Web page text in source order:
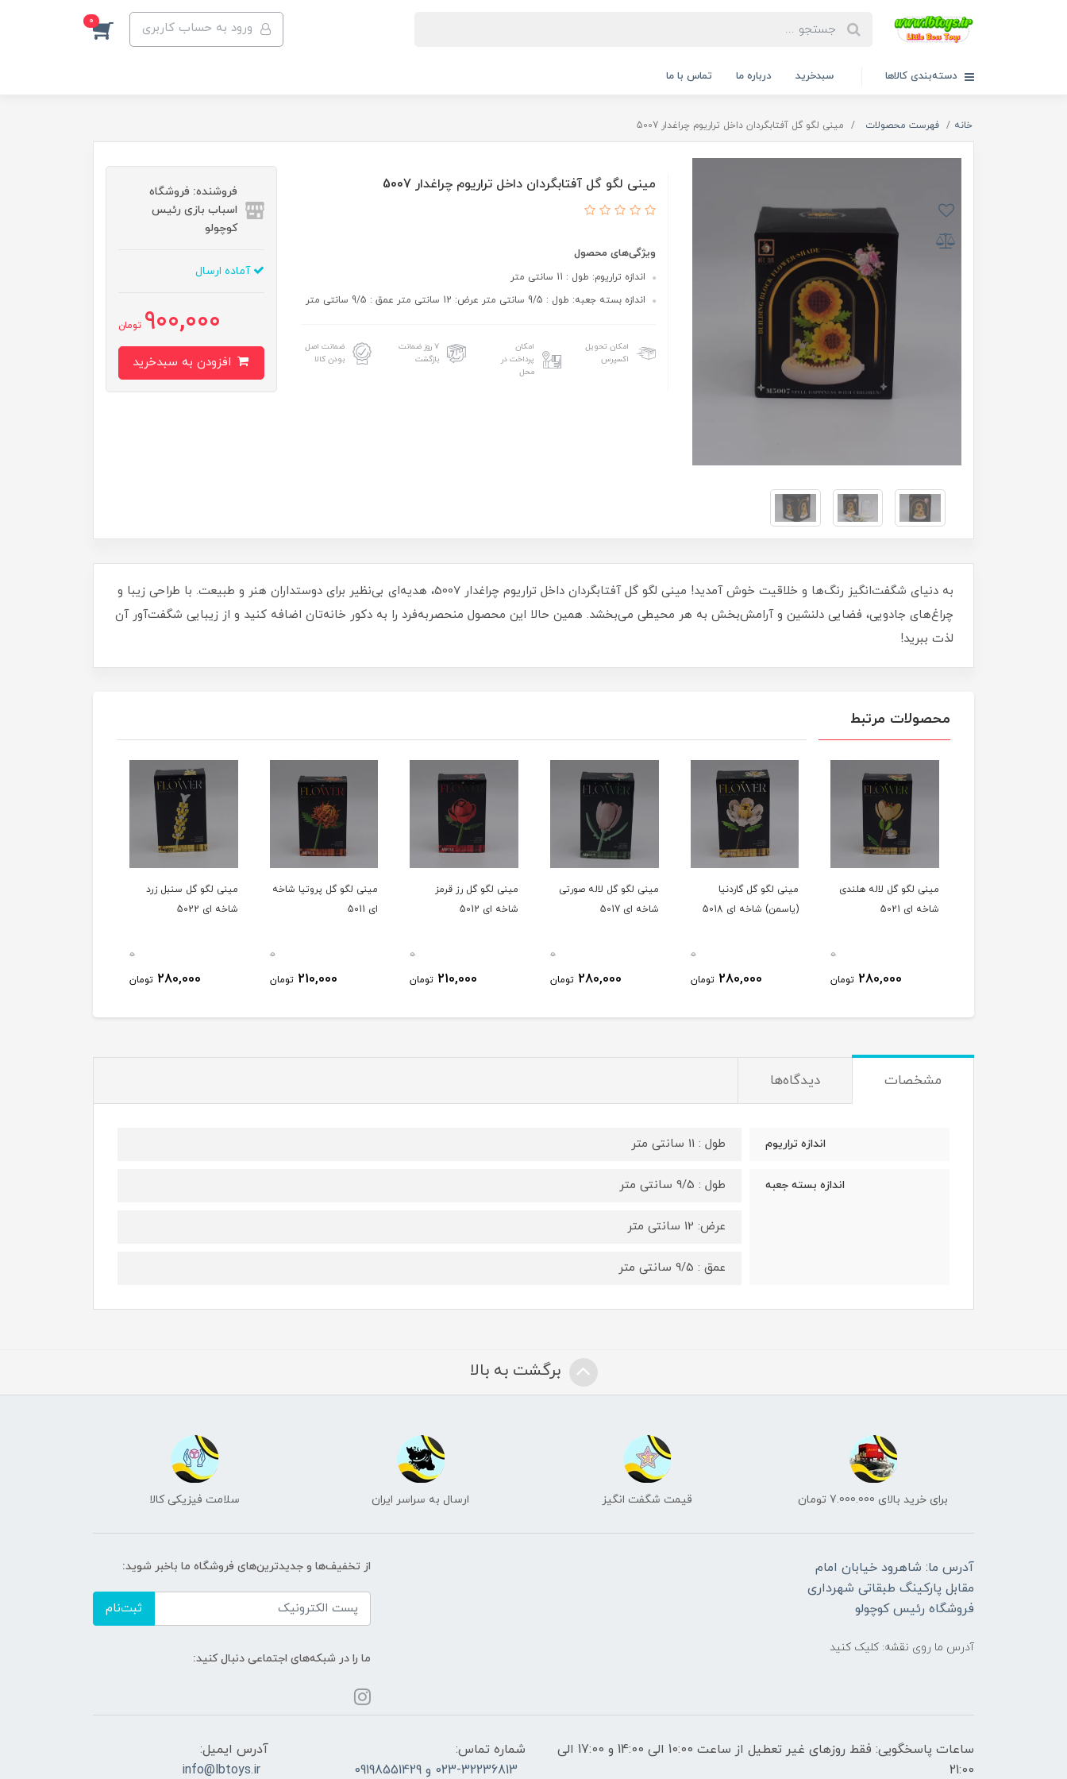
ورود به حساب کاربری 0
دسته‌بندی کالاها سبدخرید درباره ما تماس با ما
خانه فهرست محصولات مینی لگو گل آفتابگردان داخل تراریوم چراغدار 5007
مینی لگو گل آفتابگردان داخل تراریوم چراغدار 5007
ویژگی‌های محصول
اندازه تراریوم: طول : 11 سانتی متر
اندازه بسته جعبه: طول : 9/5 سانتی متر عرض: 12 سانتی متر عمق : 9/5 سانتی متر
امکان تحویل
اکسپرس
امکان
پرداخت در
محل
۷ روز ضمانت
بازگشت
ضمانت اصل
بودن کالا
فروشنده: فروشگاه
اسباب بازی رئیس
کوچولو
آماده ارسال
900,000 تومان
به دنیای شگفت‌انگیز رنگ‌ها و خلاقیت خوش آمدید! مینی لگو گل آفتابگردان داخل تراریوم چراغدار 5007، هدیه‌ای بی‌نظیر برای دوستداران هنر و طبیعت. با طراحی زیبا و
چراغ‌های جادویی، فضایی دلنشین و آرامش‌بخش به هر محیطی می‌بخشد. همین حالا این محصول منحصربه‌فرد را به دکور خانه‌تان اضافه کنید و از زیبایی شگفت‌آور آن
لذت ببرید!
محصولات مرتبط
مینی لگو گل لاله هلندی
شاخه ای 5021
0
280,000 تومان
مینی لگو گل گاردنیا
(یاسمن) شاخه ای 5018
0
280,000 تومان
مینی لگو گل لاله صورتی
شاخه ای 5017
0
280,000 تومان
مینی لگو گل رز قرمز
شاخه ای 5012
0
210,000 تومان
مینی لگو گل پروتیا شاخه
ای 5011
0
210,000 تومان
مینی لگو گل سنبل زرد
شاخه ای 5022
0
280,000 تومان
مشخصات دیدگاه‌ها
اندازه تراریوم طول : 11 سانتی متر
اندازه بسته جعبه طول : 9/5 سانتی متر
عرض: 12 سانتی متر
عمق : 9/5 سانتی متر
برگشت به بالا
برای خرید بالای 7.000.000 تومان قیمت شگفت انگیز ارسال به سراسر ایران سلامت فیزیکی کالا
آدرس ما: شاهرود خیابان امام
مقابل پارکینگ طبقاتی شهرداری
فروشگاه رئیس کوچولو
آدرس ما روی نقشه: کلیک کنید
از تخفیف‌ها و جدیدترین‌های فروشگاه ما باخبر شوید:
ثبت‌نام
ما را در شبکه‌های اجتماعی دنبال کنید:
ساعات پاسخگویی: فقط روزهای غیر تعطیل از ساعت 10:00 الی 14:00 و 17:00 الی
21:00
شماره تماس:
023-32236813 و 09198551429
آدرس ایمیل:
info@lbtoys.ir